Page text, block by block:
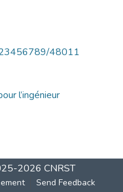
48011
l’ingénieur
2026 CNRST
Send Feedback